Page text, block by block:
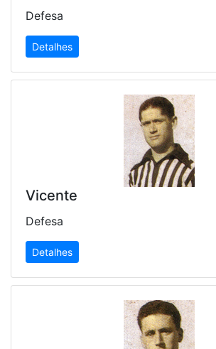
Defesa
Detalhes
Vicente
Defesa
Detalhes